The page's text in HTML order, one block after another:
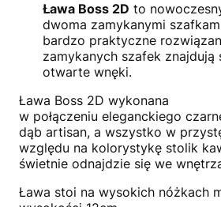
Ława Boss 2D to
dwoma zamykanymi
bardzo praktyczne
zamykanych szafek znajdują
otwarte wnęki.
Ława Boss 2D wykonana
w połączeniu eleganckiego
dąb artisan, a wszystko w
względu na kolorystykę stolik
świetnie odnajdzie się we
Ława stoi na wysokich nóżkach